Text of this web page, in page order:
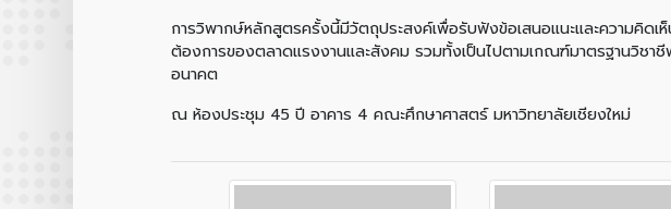
การวิพากษ์หลักสูตรครั้งนี้มีวัตถุประสงค์เพื่อรับฟังข้อเสนอแนะและความคิ
ต้องการของตลาดแรงงานและสังคม รวมทั้งเป็นไปตามเกณฑ์มาตรฐานวิช
อนาคต
ณ ห้องประชุม 45 ปี อาคาร 4 คณะศึกษาศาสตร์ มหาวิทยาลัยเชียงใหม่